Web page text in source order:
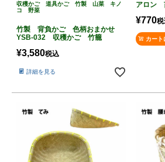
収穫かご 道具かご 竹製 山菜 キノ
コ 野菜
竹製 背負かご 色柄おまかせ
YSB-032 収穫かご 竹籠
¥3,580税込
詳細を見る
アロン
¥770
カート